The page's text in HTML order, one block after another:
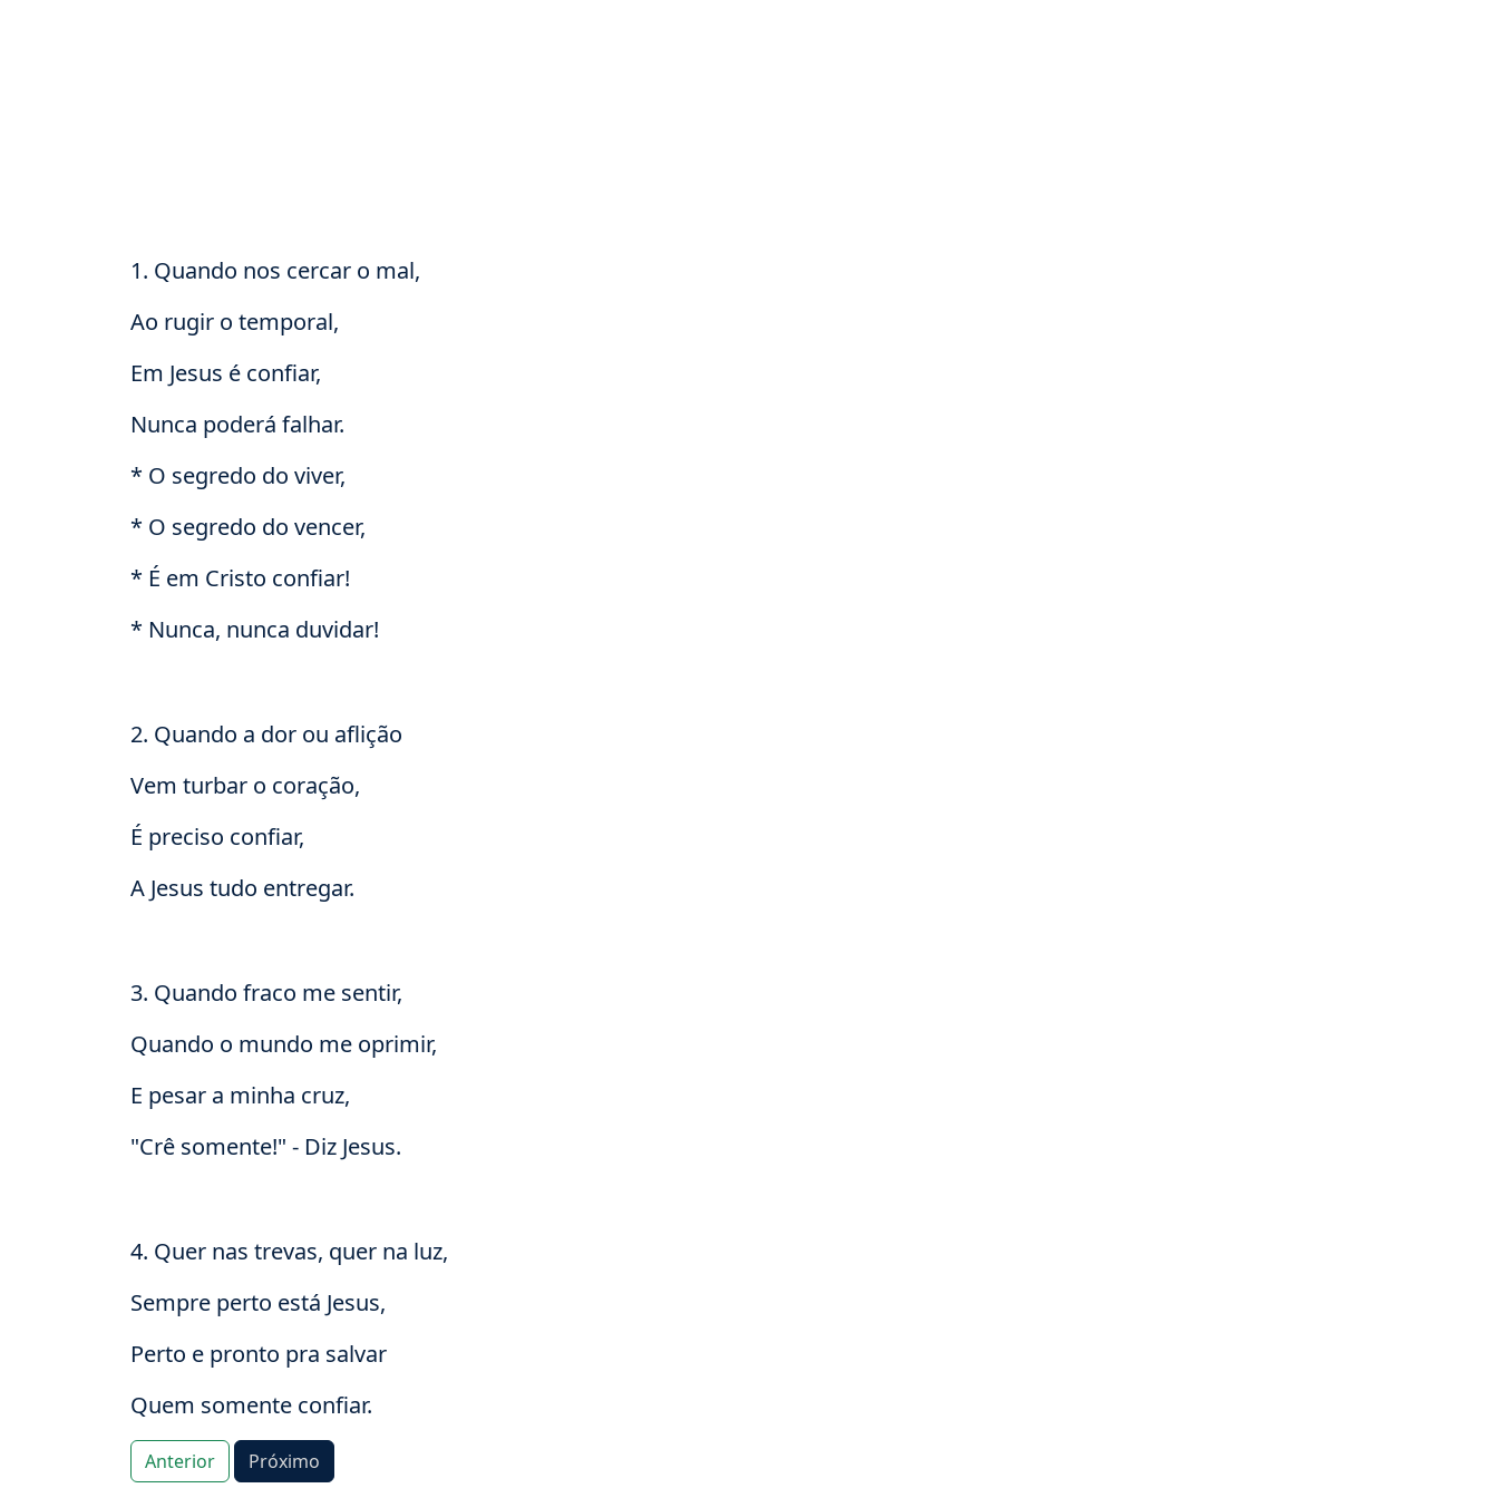
1. Quando nos cercar o mal,
Ao rugir o temporal,
Em Jesus é confiar,
Nunca poderá falhar.
* O segredo do viver,
* O segredo do vencer,
* É em Cristo confiar!
* Nunca, nunca duvidar!
2. Quando a dor ou aflição
Vem turbar o coração,
É preciso confiar,
A Jesus tudo entregar.
3. Quando fraco me sentir,
Quando o mundo me oprimir,
E pesar a minha cruz,
"Crê somente!" - Diz Jesus.
4. Quer nas trevas, quer na luz,
Sempre perto está Jesus,
Perto e pronto pra salvar
Quem somente confiar.
Anterior Próximo